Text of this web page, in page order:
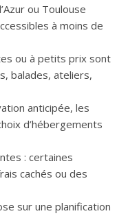
ou Toulouse
à moins de
ou à petits prix sont
balades, ateliers,
anticipée, les
d’hébergements
: certaines
cachés ou des
sur une planification